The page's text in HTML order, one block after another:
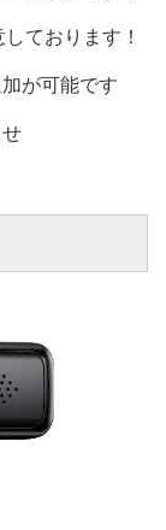
ております！
が可能です